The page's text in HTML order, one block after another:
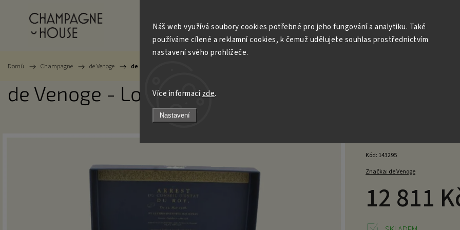
Náš web využívá soubory cookies potřebné pro jeho fungování a analytiku. Také
používáme cílené a reklamní cookies, k čemuž udělujete souhlas prostřednictvím
nastavení svého prohlížeče.
Více informacízde.
Nastavení
Champagne Trezor: Archivní a vzácná šampaňská vína Degustace
Domů / Champagne / de Venoge / de Venoge - Louis XV 1995 - Brut 0,75l Dárkový Set
de Venoge - Louis XV 1995 - Brut 0,75l Dárkový Set
Značka: de Venoge
12 811
Kód: 143295